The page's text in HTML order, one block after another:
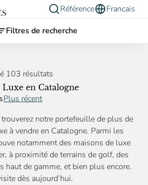
Référence
Francais
Filtres de recherche
103 résultats
Luxe en Catalogne
Plus récent
notre portefeuille de plus de
à vendre en Catalogne. Parmi les
notamment des maisons de luxe
à proximité de terrains de golf, des
haut de gamme, et bien plus encore.
dès aujourd’hui.